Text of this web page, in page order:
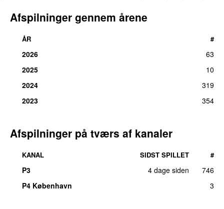
Afspilninger gennem årene
ÅR #
2026
63
2025
10
2024
319
2023
354
Afspilninger på tværs af kanaler
KANAL SIDST SPILLET #
P3 4 dage siden
746
P4 København
3